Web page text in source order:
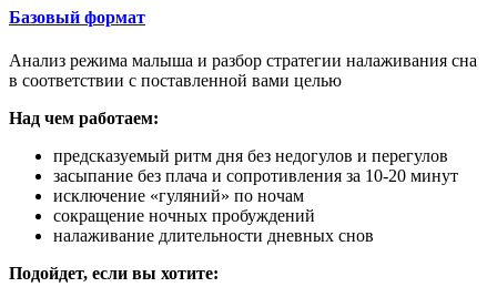
Базовый формат
Анализ режима малыша и разбор стратегии налаживания сна
в соответствии с поставленной вами целью
Над чем работаем:
предсказуемый ритм дня без недогулов и перегулов
засыпание без плача и сопротивления за 10-20 минут
исключение «гуляний» по ночам
сокращение ночных пробуждений
налаживание длительности дневных снов
Подойдет, если вы хотите: